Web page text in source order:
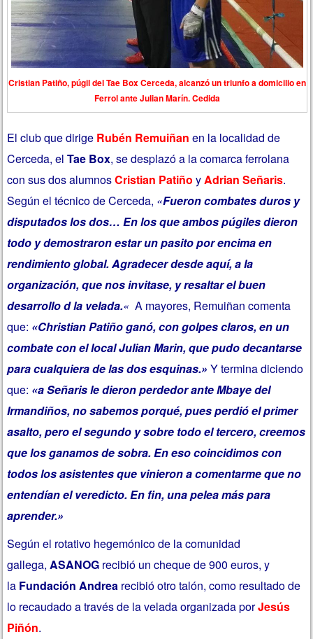
Cristian Patiño, púgil del Tae Box Cerceda, alcanzó un triunfo a domicilio en
Ferrol ante Julian Marín. Cedida
El club que dirige Rubén Remuiñan en la localidad de
Cerceda, elTae Box, se desplazó a la comarca ferrolana
con sus dos alumnosCristian Patiño yAdrian Señaris.
Según el técnico de Cerceda, «Fueron combates duros y
disputados los dos… En los que ambos púgiles dieron
todo y demostraron estar un pasito por encima en
rendimiento global. Agradecer desde aquí, a la
organización, que nos invitase, y resaltar el buen
desarrollo d la velada.« A mayores, Remuiñan comenta
que: «Christian Patiño ganó, con golpes claros, en un
combate con el local Julian Marin, que pudo decantarse
para cualquiera de las dos esquinas.» Y termina diciendo
que: «a Señaris le dieron perdedor ante Mbaye del
Irmandiños, no sabemos porqué, pues perdió el primer
asalto, pero el segundo y sobre todo el tercero, creemos
que los ganamos de sobra. En eso coincidimos con
todos los asistentes que vinieron a comentarme que no
entendían el veredicto. En fin, una pelea más para
aprender.»
Según el rotativo hegemónico de la comunidad
gallega,ASANOG recibió un cheque de 900 euros, y
la Fundación Andrea recibió otro talón, como resultado de
lo recaudado a través de la velada organizada porJesús
Piñón.